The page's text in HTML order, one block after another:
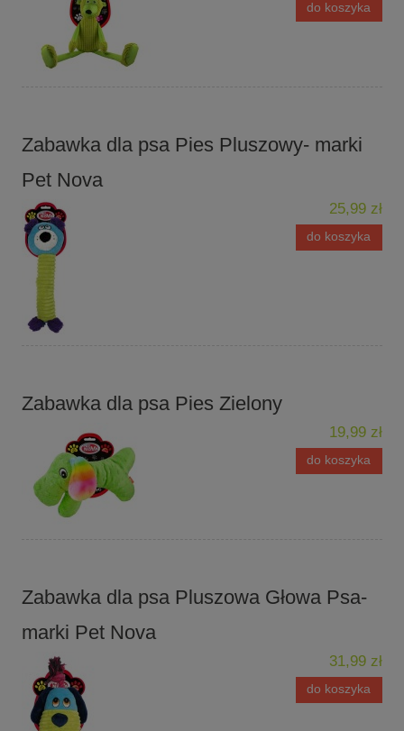
do koszyka
Zabawka dla psa Pies Pluszowy- marki
Pet Nova
25,99 zł
do koszyka
Zabawka dla psa Pies Zielony
19,99 zł
do koszyka
Zabawka dla psa Pluszowa Głowa Psa-
marki Pet Nova
31,99 zł
do koszyka